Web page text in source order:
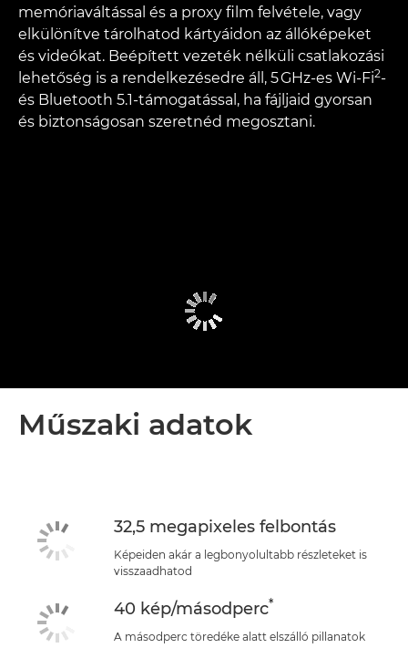
memóriaváltással és a proxy film felvétele, vagy
elkülönítve tárolhatod kártyáidon az állóképeket
és videókat. Beépített vezeték nélküli csatlakozási
lehetőség is a rendelkezésedre áll, 5 GHz-es Wi-Fi2-
és Bluetooth 5.1-támogatással, ha fájljaid gyorsan
és biztonságosan szeretnéd megosztani.
Műszaki adatok
32,5 megapixeles felbontás
Képeiden akár a legbonyolultabb részleteket is
visszaadhatod
40 kép/másodperc*
A másodperc töredéke alatt elszálló pillanatok